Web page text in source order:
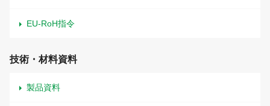
EU-RoH指令
技術・材料資料
製品資料